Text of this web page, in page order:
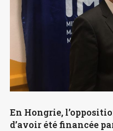
En Hongrie,
d’avoir été financée